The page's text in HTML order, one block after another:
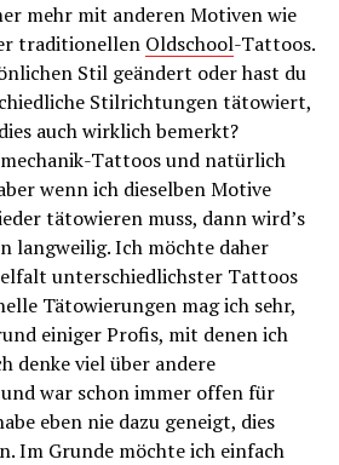
mehr mit anderen Motiven wie
traditionellen Oldschool-Tattoos.
Stil geändert oder hast du
Stilrichtungen tätowiert,
auch wirklich bemerkt?
Tattoos und natürlich
wenn ich dieselben Motive
tätowieren muss, dann wird’s
langweilig. Ich möchte daher
unterschiedlichster Tattoos
Tätowierungen mag ich sehr,
einiger Profis, mit denen ich
denke viel über andere
war schon immer offen für
eben nie dazu geneigt, dies
Im Grunde möchte ich einfach